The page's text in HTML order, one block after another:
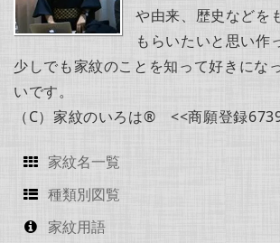
や由来、歴史などを
もらいたいと思い作
少しでも家紋のことを知って好きにな
いです。
（C）家紋のいろは® <<商願登録
家紋名一覧
種類別図覧
家紋用語